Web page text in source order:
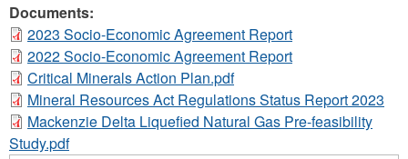
Documents:
2023 Socio-Economic Agreement Report
2022 Socio-Economic Agreement Report
Critical Minerals Action Plan.pdf
Mineral Resources Act Regulations Status Report 2023
Mackenzie Delta Liquefied Natural Gas Pre-feasibility
Study.pdf